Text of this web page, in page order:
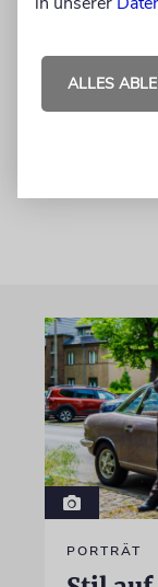
managen –
israelisches
mich zu
PORTRÄT
ALLES